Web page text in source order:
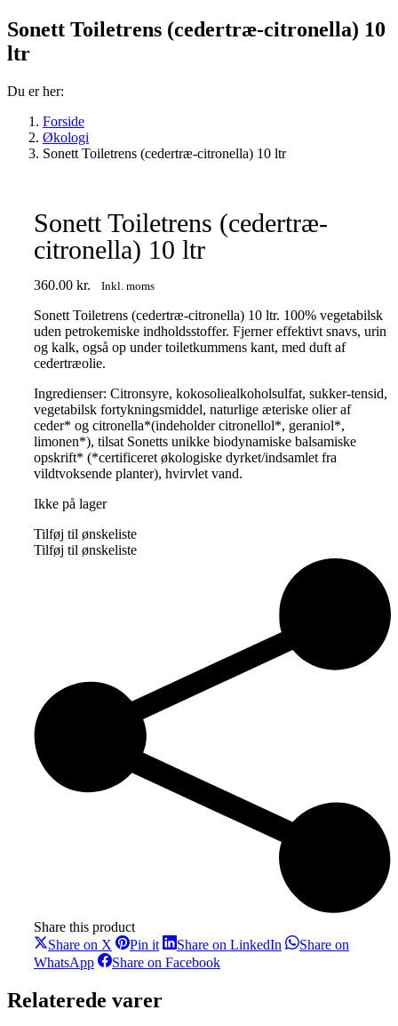
Sonett Toiletrens (cedertræ-citronella) 10
ltr
Du er her:
Forside
Økologi
Sonett Toiletrens (cedertræ-citronella) 10 ltr
Sonett Toiletrens (cedertræ-
citronella) 10 ltr
360.00 kr. Inkl. moms
Sonett Toiletrens (cedertræ-citronella) 10 ltr. 100% vegetabilsk
uden petrokemiske indholdsstoffer. Fjerner effektivt snavs, urin
og kalk, også op under toiletkummens kant, med duft af
cedertræolie.
Ingredienser: Citronsyre, kokosoliealkoholsulfat, sukker-tensid,
vegetabilsk fortykningsmiddel, naturlige æteriske olier af
ceder* og citronella*(indeholder citronellol*, geraniol*,
limonen*), tilsat Sonetts unikke biodynamiske balsamiske
opskrift* (*certificeret økologiske dyrket/indsamlet fra
vildtvoksende planter), hvirvlet vand.
Ikke på lager
Tilføj til ønskeliste
Tilføj til ønskeliste
Share this product
Share on X Share
on
X
Pin itShare
on
Pinterest
Share on LinkedIn ShareShare on
WhatsAppShare
WhatsApp
Share on FacebookShare
Relaterede varer